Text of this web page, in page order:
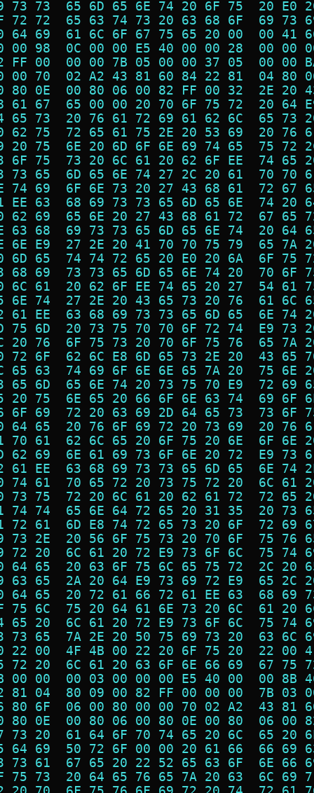
73 73  65 6D 65 6E 74 20 6F 75  20
72 72  65 63 74 73 20 63 68 6F  69
64 69  61 6C 6F 67 75 65 20 00  00
00 98  0C 00 00 E5 40 00 00 28  00
FF 00  00 00 7B 05 00 00 37 05  00
00 70  02 A2 43 81 60 84 22 81  04
80 0E  00 80 06 00 82 FF 00 32  2E
61 67  65 00 00 20 70 6F 75 72  20
65 73  20 76 61 72 69 61 62 6C  65
62 75  72 65 61 75 2E 20 53 69  20
20 75  6E 20 6D 6F 6E 69 74 65  75
6F 75  73 20 6C 61 20 62 6F EE  74
73 65  6D 65 6E 74 27 2C 20 61  70
74 69  6F 6E 73 20 27 43 68 61  72
EE 63  68 69 73 73 65 6D 65 6E  74
62 69  65 6E 20 27 43 68 61 72  67
63 68  69 73 73 65 6D 65 6E 74  20
6E E9  27 2E 20 41 70 70 75 79  65
6D 65  74 74 72 65 20 E0 20 6A  6F
68 69  73 73 65 6D 65 6E 74 20  70
6C 61  20 62 6F EE 74 65 20 27  54
6E 74  27 2E 20 43 65 73 20 76  61
61 EE  63 68 69 73 73 65 6D 65  6E
75 6D  20 73 75 70 70 6F 72 74  E9
20 76  6F 75 73 20 70 6F 75 76  65
72 6F  62 6C E8 6D 65 73 2E 20  43
65 63  74 69 6F 6E 6E 65 7A 20  75
65 6D  65 6E 74 20 73 75 70 E9  72
20 75  6E 65 20 66 6F 6E 63 74  69
6F 69  72 20 63 69 2D 64 65 73  73
64 65  20 76 6F 69 72 20 73 69  20
70 61  62 6C 65 20 6F 75 20 6E  6F
62 69  6E 61 69 73 6F 6E 20 72  E9
61 EE  63 68 69 73 73 65 6D 65  6E
74 61  70 65 72 20 73 75 72 20  6C
73 75  72 20 6C 61 20 62 61 72  72
74 74  65 6E 64 72 65 20 31 35  20
72 61  6D E8 74 72 65 73 20 6F  72
73 2E  20 56 6F 75 73 20 70 6F  75
72 20  6C 61 20 72 E9 73 6F 6C  75
64 65  20 63 6F 75 6C 65 75 72  2C
63 65  2A 20 64 E9 73 69 72 E9  65
64 65  20 72 61 66 72 61 EE 63  68
75 6C  75 20 64 61 6E 73 20 6C  61
65 20  6C 61 20 72 E9 73 6F 6C  75
73 65  7A 2E 20 50 75 69 73 20  63
22 00  4F 4B 00 22 20 6F 75 20  22
72 20  6C 61 20 63 6F 6E 66 69  67
00 00  00 03 00 00 00 E5 40 00  00
81 04  80 09 00 82 FF 00 00 00  7B
80 6F  06 00 80 00 00 70 02 A2  43
80 0E  00 80 06 00 80 0E 00 80  06
73 20  61 64 6F 70 74 65 20 6C  65
64 69  50 72 6F 00 00 20 61 66  66
73 61  67 65 20 22 52 65 63 6F  6E
75 73  20 64 65 76 65 7A 20 63  6C